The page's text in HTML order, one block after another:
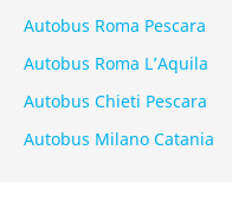
Autobus Roma Pescara
Autobus Roma L’Aquila
Autobus Chieti Pescara
Autobus Milano Catania